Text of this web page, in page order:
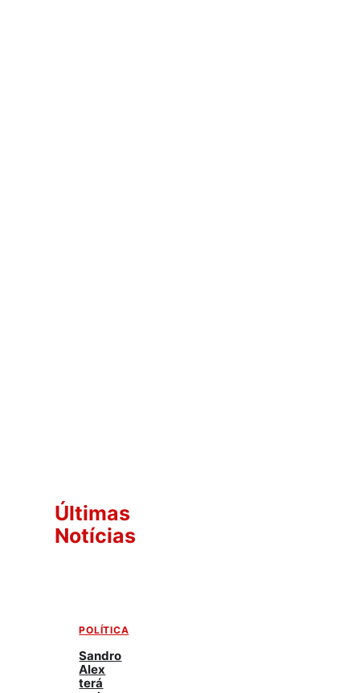
Últimas
Notícias
POLÍTICA
Sandro
Alex
terá